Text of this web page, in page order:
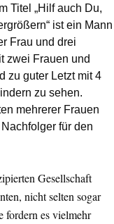
Titel „Hilf auch Du,
ist ein Mann
Frau und drei
zwei Frauen und
zu guter Letzt mit 4
zu sehen.
mehrerer Frauen
für den
Gesellschaft
nicht selten sogar
fordern es vielmehr